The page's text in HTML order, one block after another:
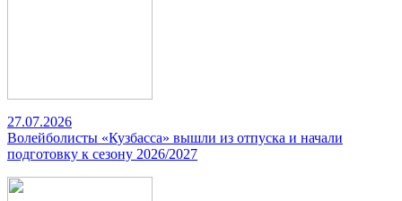
27.07.2026
Волейболисты «Кузбасса» вышли из отпуска и начали
подготовку к сезону 2026/2027